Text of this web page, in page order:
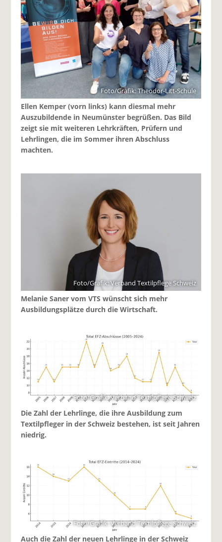
Foto/Grafik: Theodor-Litt-Schule
Ellen Kemper (vorn links) kann diesmal mehr
Auszubildende in Neumünster begrüßen. Das Bild
zeigt sie mit weiteren Lehrkräften, Prüfern und
Lehrlingen, die im Sommer ihren Abschluss
machten.
Foto/Grafik: Verband Textilpflege Schweiz
Melanie Saner vom VTS wünscht sich mehr
Ausbildungsplätze durch die Wirtschaft.
Foto/Grafik: Verband Textilpflege Schweiz
Die Zahl der Lehrlinge, die ihre Ausbildung zum
Textilpfleger in der Schweiz bestehen, ist seit Jahren
niedrig.
Foto/Grafik: Verband Textilpflege Schweiz
Auch die Zahl der neuen Lehrlinge in der Schweiz